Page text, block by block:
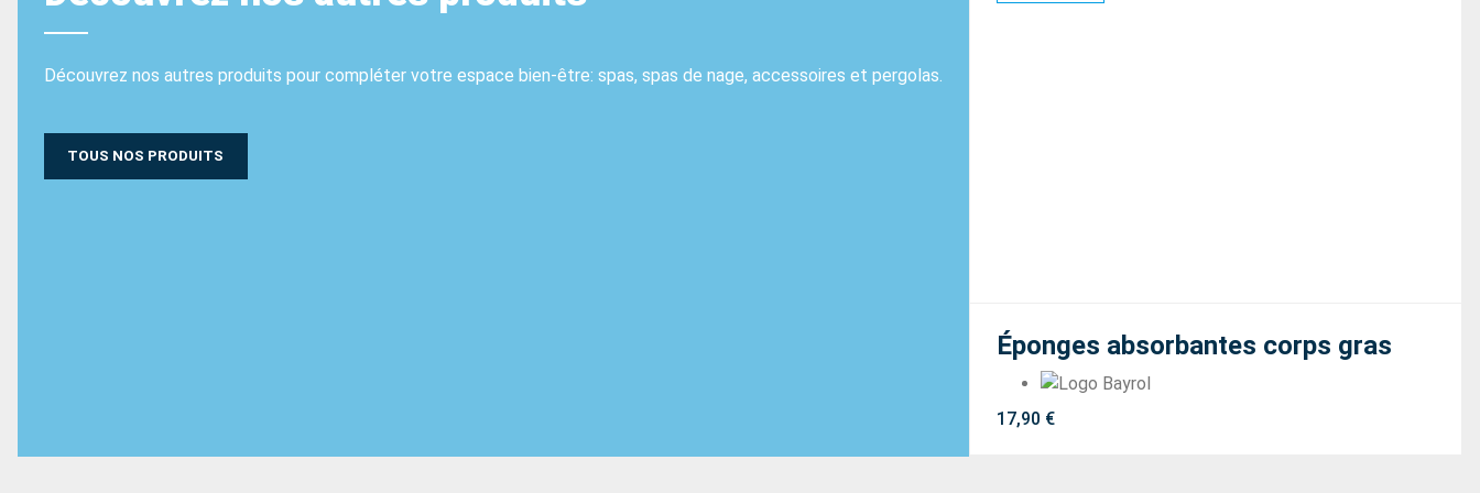
Découvrez nos autres produits pour compléter votre espace bien-être: spas, spas de nage, accessoires et pergolas.
TOUS NOS PRODUITS
Éponges absorbantes corps gras
17,90 €